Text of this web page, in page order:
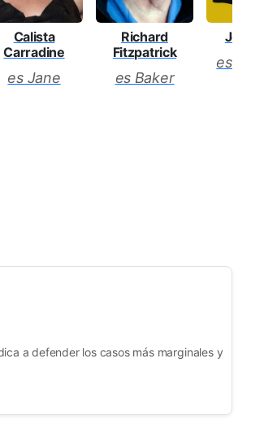
Calista
Carradine
es Jane
Richard
Fitzpatrick
es Baker
Jeff Pustil
es
a defender los casos más marginales y